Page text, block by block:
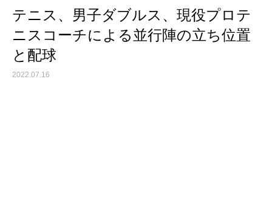
テニス、男子ダブルス、現役プロテ
ニスコーチによる並行陣の立ち位置
と配球
2022.07.16